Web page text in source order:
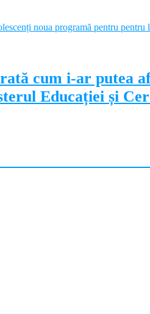
cum i-ar putea
Educației și